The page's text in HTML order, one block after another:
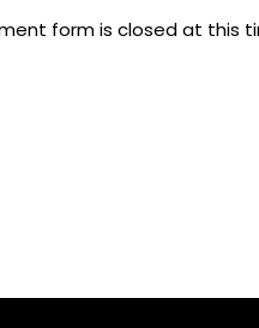
form is closed at this